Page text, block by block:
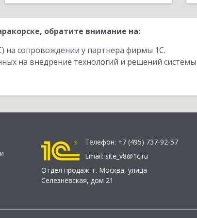
обратите внимание на:
на сопровождении у партнера фирмы 1С.
на внедрение технологий и решений
Телефон: +7 (495) 737-92-57
Email: site_v8@1c.ru
Отдел продаж: г. Москва, улица
Селезнёвская, дом 21